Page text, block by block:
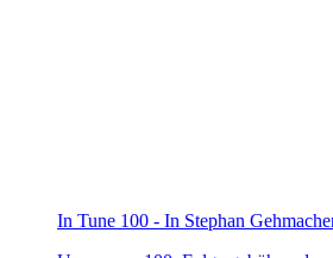
In Tune 100 - In Stephan